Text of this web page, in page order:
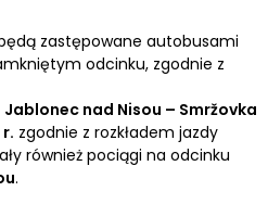
zastępowane autobusami
odcinku, zgodnie z
Jablonec nad Nisou – Smržovka
zgodnie z rozkładem jazdy
również pociągi na odcinku
.